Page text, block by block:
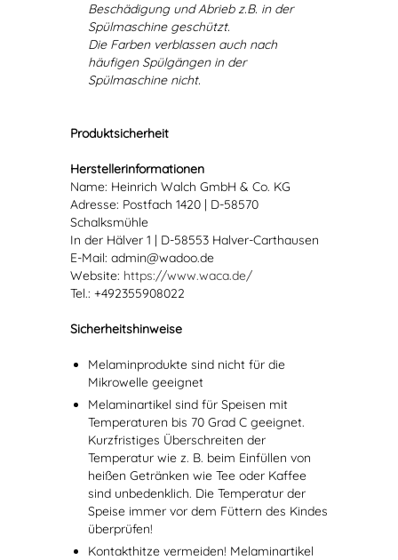
Beschädigung und Abrieb z.B. in der
Spülmaschine geschützt.
Die Farben verblassen auch nach
häufigen Spülgängen in der
Spülmaschine nicht.
Produktsicherheit
Herstellerinformationen
Name: Heinrich Walch GmbH & Co. KG
Adresse: Postfach 1420 | D-58570
Schalksmühle
In der Hälver 1 | D-58553 Halver-Carthausen
E-Mail: admin@wadoo.de
Website: https://www.waca.de/
Tel.: +492355908022
Sicherheitshinweise
Melaminprodukte sind nicht für die
Mikrowelle geeignet
Melaminartikel sind für Speisen mit
Temperaturen bis 70 Grad C geeignet.
Kurzfristiges Überschreiten der
Temperatur wie z. B. beim Einfüllen von
heißen Getränken wie Tee oder Kaffee
sind unbedenklich. Die Temperatur der
Speise immer vor dem Füttern des Kindes
überprüfen!
Kontakthitze vermeiden! Melaminartikel